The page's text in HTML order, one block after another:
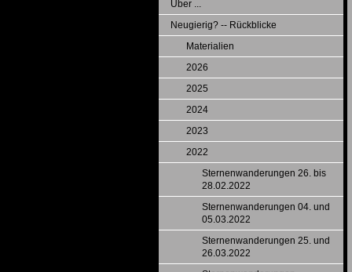
Über ...
Neugierig? -- Rückblicke
Materialien
2026
2025
2024
2023
2022
Sternenwanderungen 26. bis
28.02.2022
Sternenwanderungen 04. und
05.03.2022
Sternenwanderungen 25. und
26.03.2022